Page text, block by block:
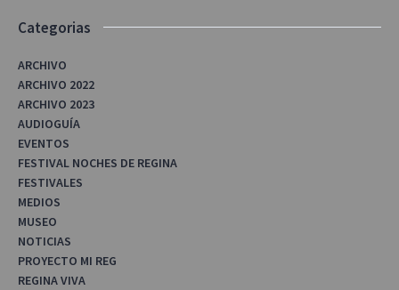
Categorias
ARCHIVO
ARCHIVO 2022
ARCHIVO 2023
AUDIOGUÍA
EVENTOS
FESTIVAL NOCHES DE REGINA
FESTIVALES
MEDIOS
MUSEO
NOTICIAS
PROYECTO MI REG
REGINA VIVA